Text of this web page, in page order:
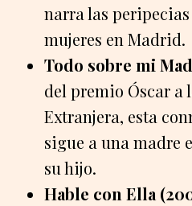
narra las
mujeres en Madrid.
Todo sobre mi
del premio Óscar a
Extranjera, esta
sigue a una madre
su hijo.
Hable con Ella